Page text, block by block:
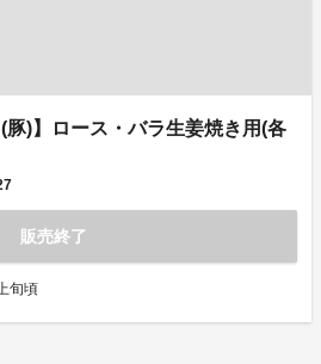
豚)】ロース・バラ生姜焼き用(各
販売終了
旬頃